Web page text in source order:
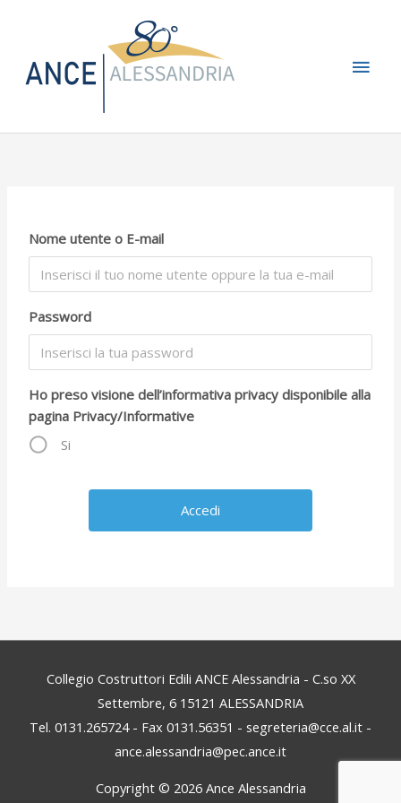
Nome utente o E-mail
Password
Ho preso visione dell’informativa privacy disponibile alla
pagina Privacy/Informative
Si
Collegio Costruttori Edili ANCE Alessandria - C.so XX
Settembre, 6 15121 ALESSANDRIA
Tel. 0131.265724 - Fax 0131.56351 - segreteria@cce.al.it -
ance.alessandria@pec.ance.it
Copyright © 2026 Ance Alessandria